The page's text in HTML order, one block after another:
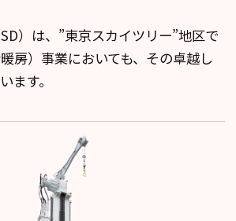
）は、”東京スカイツリー”地区で
房）事業においても、その卓越し
ます。